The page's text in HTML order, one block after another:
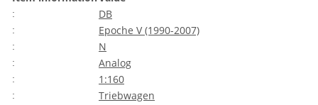
: DB
: Epoche V (1990-2007)
: N
: Analog
: 1:160
: Triebwagen